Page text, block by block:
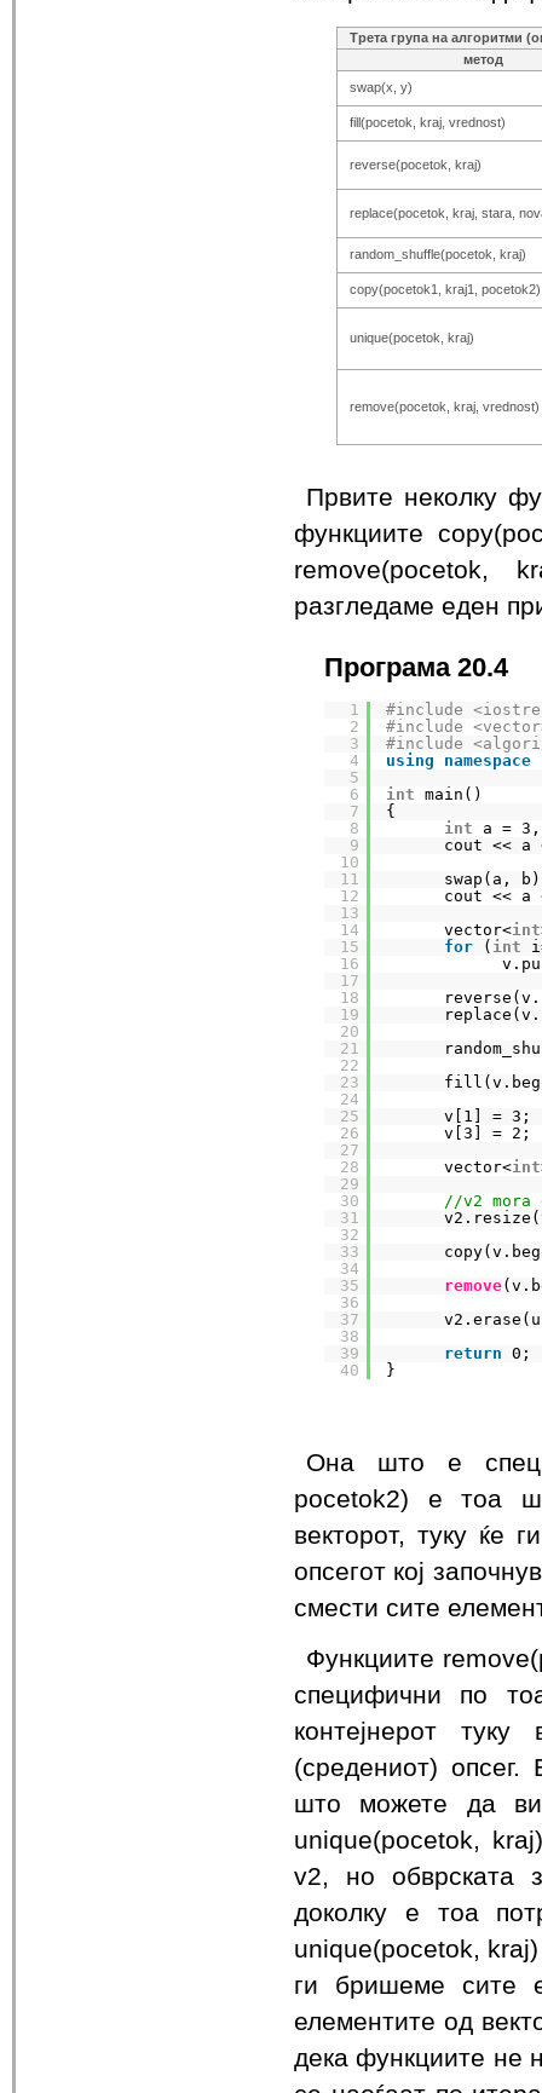
Трета група на алгоритми
метод
swap(x, y)
fill(pocetok, kraj, vrednost)
reverse(pocetok, kraj)
replace(pocetok, kraj, stara,
random_shuffle(pocetok, kraj)
copy(pocetok1, kraj1, pocetok2)
unique(pocetok, kraj)
remove(pocetok, kraj, vrednost)
Првите неколку
функциите
remove(pocetok,
разгледаме еден
Програма 20.4
1
2
3
4
5
6
7
8
9
10
11
12
13
14
15
16
17
18
19
20
21
22
23
24
25
26
27
28
29
30
31
32
33
34
35
36
37
38
39
40
#include
#include
#include
using
namespace
int main()
{
int
a =
cout << a
swap(a,
cout << a
vector<int
for
( int
vector<int
//v2 mora
remove
return 0;
}
Она што е
pocetok2) е тоа
векторот, туку ќе
опсегот кој
смести сите
Функциите
специфични по
контејнерот
(средениот)
што можете да
unique(pocetok,
v2, но обврската
доколку е тоа
unique(pocetok, kraj)
ги бришеме сите
елементите од
дека функциите не